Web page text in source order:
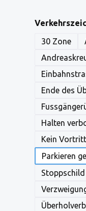
30 Zone
Ende des
Halten
Kein Vortritt
Parkieren
Stoppschild